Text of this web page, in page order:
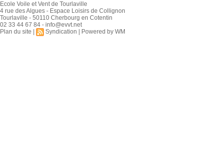
Ecole Voile et Vent de Tourlaville
4 rue des Algues - Espace Loisirs de Collignon
Tourlaville - 50110 Cherbourg en Cotentin
02 33 44 67 84 - info@evvt.net
Plan du site
Syndication Powered by WM